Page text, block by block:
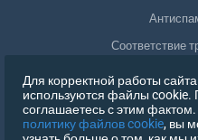
Соответствие
Удалить
Для корректной работы
используются файлы cookie.
соглашаетесь с этим
политику файлов cookie, вы